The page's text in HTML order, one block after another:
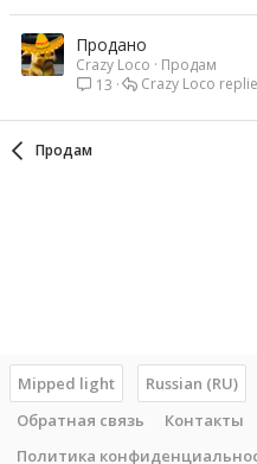
Продано
Crazy Loco
Продам
13
Crazy Loco
Продам
Mipped light
Russian (RU)
Обратная связь
Контакты
Политика